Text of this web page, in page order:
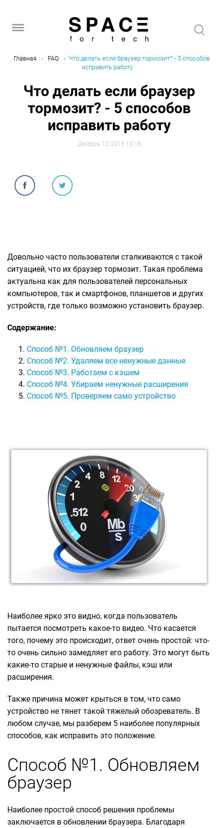
Главная FAQ
Что делать если браузер тормозит? - 5 способов
исправить работу
Что делать если браузер
тормозит? - 5 способов
исправить работу
Декабрь 12, 2016 19:18
Довольно часто пользователи сталкиваются с такой
ситуацией, что их браузер тормозит. Такая проблема
актуальна как для пользователей персональных
компьютеров, так и смартфонов, планшетов и других
устройств, где только возможно установить браузер.
Содержание:
Способ №1. Обновляем браузер
Способ №2. Удаляем все ненужные данные
Способ №3. Работаем с кэшем
Способ №4. Убираем ненужные расширения
Способ №5. Проверяем само устройство
Наиболее ярко это видно, когда пользователь
пытается посмотреть какое-то видео. Что касается
того, почему это происходит, ответ очень простой: что-
то очень сильно замедляет его работу. Это могут быть
какие-то старые и ненужные файлы, кэш или
расширения.
Также причина может крыться в том, что само
устройство не тянет такой тяжелый обозреватель. В
любом случае, мы разберем 5 наиболее популярных
способов, как исправить это положение.
Способ №1. Обновляем
браузер
Наиболее простой способ решения проблемы
заключается в обновлении браузера. Благодаря